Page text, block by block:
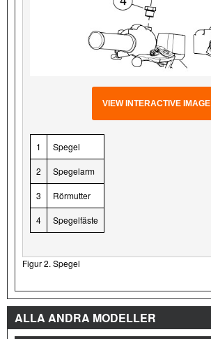
VIEW INTERACTIVE IMAGE
1 Spegel
2 Spegelarm
3 Rörmutter
4 Spegelfäste
Figur 2. Spegel
ALLA ANDRA MODELLER